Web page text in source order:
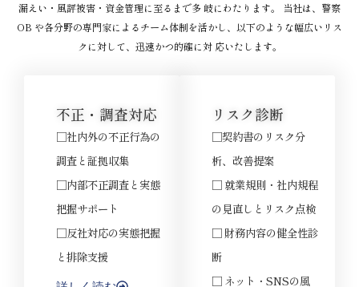
漏えい・風評被害・資金管理に至るまで多 岐にわたります。 当社は、警察
OB や各分野の専門家によるチーム体制を活かし、以下のような幅広いリス
クに対して、迅速かつ的確に対 応いたします。
不正・調査対応
□社内外の不正行為の
調査と証拠収集
□内部不正調査と実態
把握サポート
□反社対応の実態把握
と排除支援
リスク診断
□契約書のリスク分
析、改善提案
□ 就業規則・社内規程
の見直しとリスク点検
□ 財務内容の健全性診
断
□ ネット・SNSの風